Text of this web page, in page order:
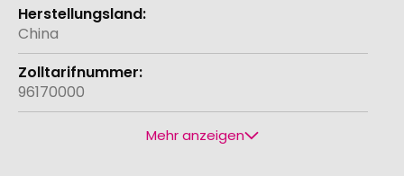
China
96170000
Mehr anzeigen